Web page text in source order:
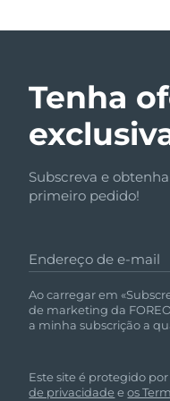
Tenha
Subscreva e
primeiro pedido!
Endereço de e-mail
Ao carregar em
de marketing da
a minha subscrição a
Este site é protegido por
de privacidade eos